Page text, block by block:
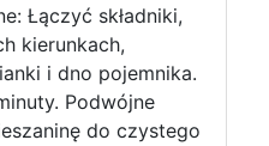
Łączyć składniki,
kierunkach,
i dno pojemnika.
Podwójne
do czystego